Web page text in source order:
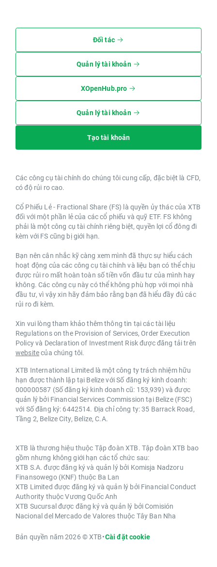
Đối tác
Quản lý tài khoản
XOpenHub.pro
Quản lý tài khoản
Tạo tài khoản
Các công cụ tài chính do chúng tôi cung cấp, đặc biệt là CFD,
có độ rủi ro cao.
Cổ Phiếu Lẻ - Fractional Share (FS) là quyền ủy thác của XTB
đối với một phần lẻ của các cổ phiếu và quỹ ETF. FS không
phải là một công cụ tài chính riêng biệt, quyền lợi cổ đông đi
kèm với FS cũng bị giới hạn.
Bạn nên cân nhắc kỹ càng xem mình đã thực sự hiểu cách
hoạt động của các công cụ tài chính và liệu bạn có thể chịu
được rủi ro mất hoàn toàn số tiền vốn đầu tư của mình hay
không. Các công cụ này có thể không phù hợp với mọi nhà
đầu tư, vì vậy xin hãy đảm bảo rằng bạn đã hiểu đầy đủ các
rủi ro đi kèm.
Xin vui lòng tham khảo thêm thông tin tại các tài liệu
Regulations on the Provision of Services, Order Execution
Policy và Declaration of Investment Risk được đăng tải trên
websitecủa chúng tôi.
XTB International Limited là một công ty trách nhiệm hữu
hạn được thành lập tại Belize với Số đăng ký kinh doanh:
000000587 (Số đăng ký kinh doanh cũ: 153,939) và được
quản lý bởi Financial Services Commission tại Belize (FSC)
với Số đăng ký: 6442514. Địa chỉ công ty: 35 Barrack Road,
Tầng 2, Belize City, Belize, C.A.
XTB là thương hiệu thuộc Tập đoàn XTB. Tập đoàn XTB bao
gồm nhưng không giới hạn các tổ chức sau:
XTB S.A. được đăng ký và quản lý bởi Komisja Nadzoru
Finansowego (KNF) thuộc Ba Lan
XTB Limited được đăng ký và quản lý bởi Financial Conduct
Authority thuộc Vương Quốc Anh
XTB Sucursal được đăng ký và quản lý bởi Comisión
Nacional del Mercado de Valores thuộc Tây Ban Nha
Bản quyền năm 2026 © XTB•Cài đặt cookie